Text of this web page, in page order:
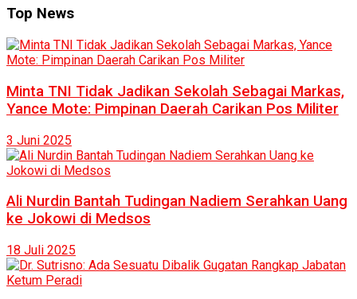
Top News
Minta TNI Tidak Jadikan Sekolah Sebagai Markas,
Yance Mote: Pimpinan Daerah Carikan Pos Militer
3 Juni 2025
Ali Nurdin Bantah Tudingan Nadiem Serahkan Uang
ke Jokowi di Medsos
18 Juli 2025